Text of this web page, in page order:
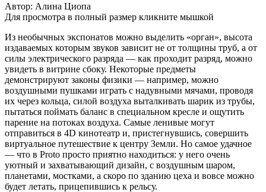
Автор: Алина Циопа
Для просмотра в полный размер кликните мышкой
Из необычных экспонатов можно выделить «орган», высота
издаваемых которым звуков зависит не от толщины труб, а от
силы электрического разряда — как проходит разряд, можно
увидеть в витрине сбоку. Некоторые предметы
демонстрируют законы физики — например, можно
воздушными пушками играть с надувными мячами, проводя
их через кольца, силой воздуха выталкивать шарик из трубы,
пытаться поймать баланс в специальном кресле и ощутить
парение на потоках воздуха. Самые ленивые могут
отправиться в 4D кинотеатр и, пристегнувшись, совершить
виртуальное путешествие к центру Земли. Но самое удачное
— что в Proto просто приятно находиться: у него очень
уютный и захватывающий дизайн, с воздушным шаром,
планетами, мостками, а скоро по зданию цеха и вовсе можно
будет летать, прицепившись к рельсу.